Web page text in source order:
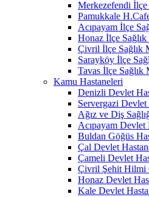
Merkezefendi
Pamukkale
Acıpayam İlçe
Honaz İlçe
Çivril İlçe Sağlık
Sarayköy İlçe
Tavas İlçe Sağlık
Kamu Hastaneleri
Denizli Devlet
Servergazi Devlet
Ağız ve Diş
Acıpayam Devlet
Buldan Göğüs
Çal Devlet
Çameli Devlet
Çivril Şehit Hilmi
Honaz Devlet
Kale Devlet